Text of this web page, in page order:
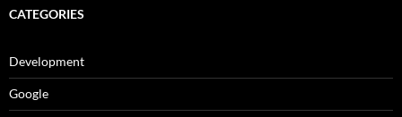
CATEGORIES
Development
Google